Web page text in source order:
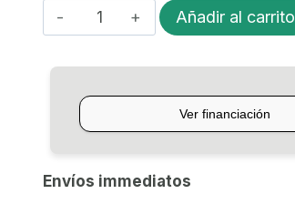
BASE
PARA
INSTALACION
SAMSON
XFM1
cantidad
Añadir al carrito
Envíos immediatos